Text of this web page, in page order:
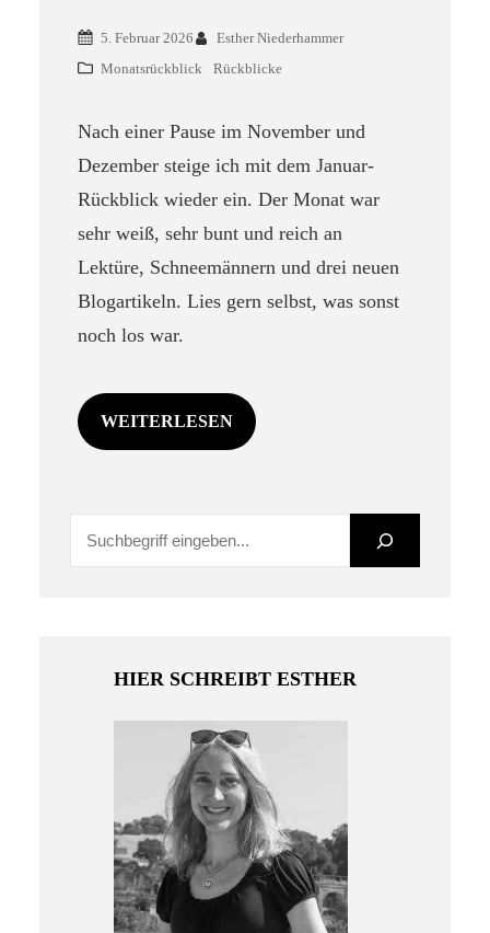
5. Februar 2026
Esther Niederhammer
Monatsrückblick
Rückblicke
Nach einer Pause im November und
Dezember steige ich mit dem Januar-
Rückblick wieder ein. Der Monat war
sehr weiß, sehr bunt und reich an
Lektüre, Schneemännern und drei neuen
Blogartikeln. Lies gern selbst, was sonst
noch los war.
WEITERLESEN
HIER SCHREIBT ESTHER